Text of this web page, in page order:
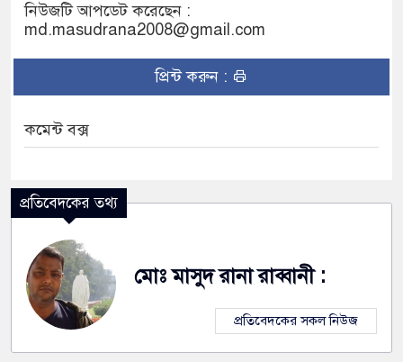
নিউজটি আপডেট করেছেন :
md.masudrana2008@gmail.com
প্রিন্ট করুন :
কমেন্ট বক্স
প্রতিবেদকের তথ্য
মোঃ মাসুদ রানা রাব্বানী :
প্রতিবেদকের সকল নিউজ